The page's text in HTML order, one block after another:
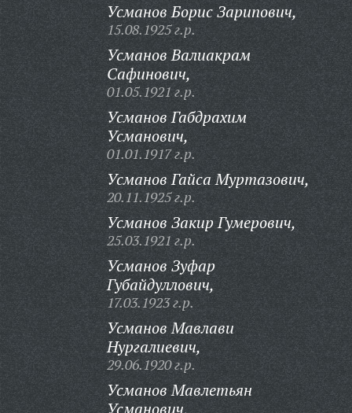
Усманов Борис Зарипович,
15.08.1925 г.р.
Усманов Валиакрам
Сафинович,
01.05.1921 г.р.
Усманов Габдрахим
Усманович,
01.01.1917 г.р.
Усманов Гайса Муртазович,
20.11.1925 г.р.
Усманов Закир Гумерович,
25.03.1921 г.р.
Усманов Зуфар
Губайдуллович,
17.03.1923 г.р.
Усманов Мавлави
Нургалиевич,
29.06.1920 г.р.
Усманов Мавлетьян
Усманович,